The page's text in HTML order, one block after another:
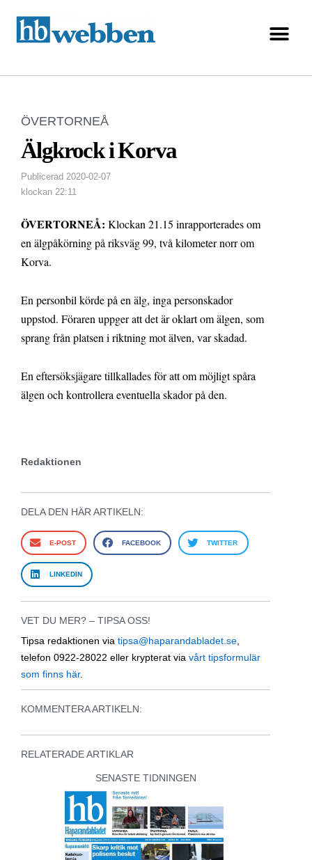
ÖVERTORNEÅ
Älgkrock i Korva
Publicerad 2020-02-07
klockan 22:11
ÖVERTORNEÅ: Klockan 21.15 inrapporterades om
en älgpåkörning på riksväg 99, två kilometer norr om
Korva.
En personbil körde på en älg, inga personskador
uppstod. Föraren uppger att det är oklart om älgen, som
sprang från platsen i riktning mot älven, var skadad.
En eftersöksjägare tillkallades för att om möjligt spåra
älgen och kontrollera eventuella skador på den.
Redaktionen
DELA DEN HÄR ARTIKELN:
E-POST FACEBOOK TWITTER
LINKEDIN
VET DU MER? – TIPSA OSS!
Tipsa redaktionen via tipsa@haparandabladet.se
telefon 0922-28022 eller krypterat via vårt tipsformulär
som finns här.
KOMMENTERA ARTIKELN:
RELATERADE ARTIKLAR
SENASTE TIDNINGEN